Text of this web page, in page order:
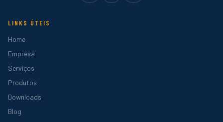
LINKS ÚTEIS
Home
Empresa
Serviços
Produtos
Downloads
Blog